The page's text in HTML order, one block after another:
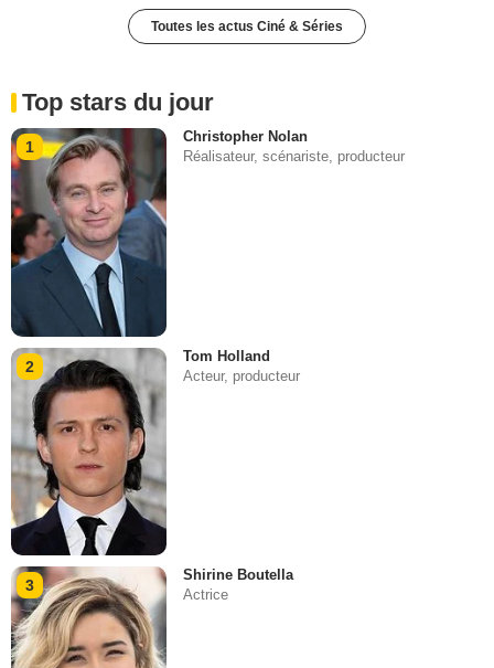
Toutes les actus Ciné & Séries
Top stars du jour
1
Christopher Nolan
Réalisateur, scénariste, producteur
2
Tom Holland
Acteur, producteur
3
Shirine Boutella
Actrice